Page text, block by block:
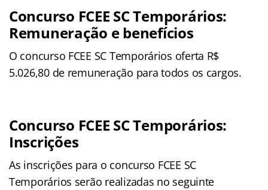
Concurso FCEE SC Temporários:
Remuneração e benefícios
O concurso FCEE SC Temporários oferta R$
5.026,80 de remuneração para todos os cargos.
Concurso FCEE SC Temporários:
Inscrições
As inscrições para o concurso FCEE SC
Temporários serão realizadas no seguinte